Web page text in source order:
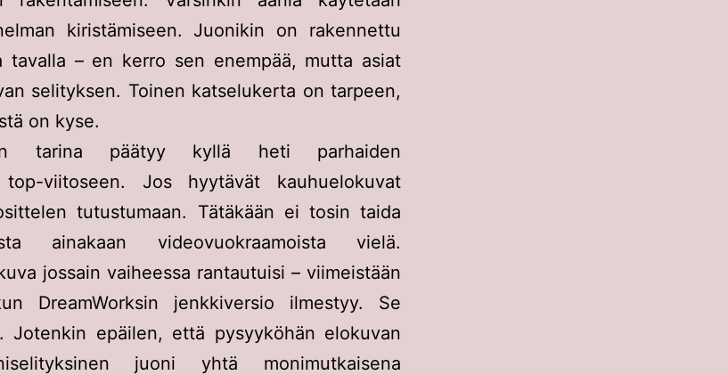
kiristämiseen. Juonikin on rakennettu
tavalla – en kerro sen enempää, mutta asiat
selityksen. Toinen katselukerta on tarpeen,
on kyse.
tarina päätyy kyllä heti parhaiden
top-viitoseen. Jos hyytävät kauhuelokuvat
tutustumaan. Tätäkään ei tosin taida
ainakaan videovuokraamoista vielä.
jossain vaiheessa rantautuisi – viimeistään
DreamWorksin jenkkiversio ilmestyy. Se
Jotenkin epäilen, että pysyyköhän elokuvan
juoni yhtä monimutkaisena